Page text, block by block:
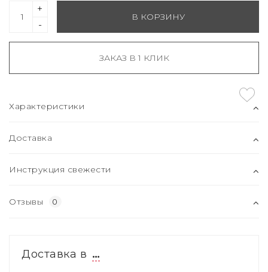
-
+
В КОРЗИНУ
ЗАКАЗ В 1 КЛИК
Характеристики
Доставка
Инструкция свежести
Отзывы 0
Доставка в …